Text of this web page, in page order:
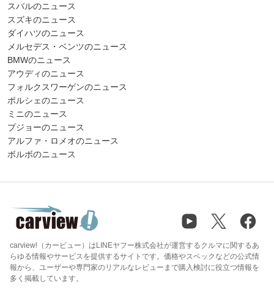
スバルのニュース
スズキのニュース
ダイハツのニュース
メルセデス・ベンツのニュース
BMWのニュース
アウディのニュース
フォルクスワーゲンのニュース
ポルシェのニュース
ミニのニュース
プジョーのニュース
アルファ・ロメオのニュース
ボルボのニュース
carview!（カービュー）はLINEヤフー株式会社が運営するクルマに関するあ
らゆる情報やサービスを提供するサイトです。価格やスペックなどの公式情
報から、ユーザーや専門家のリアルなレビューまで購入検討に役立つ情報を
多く掲載しています。